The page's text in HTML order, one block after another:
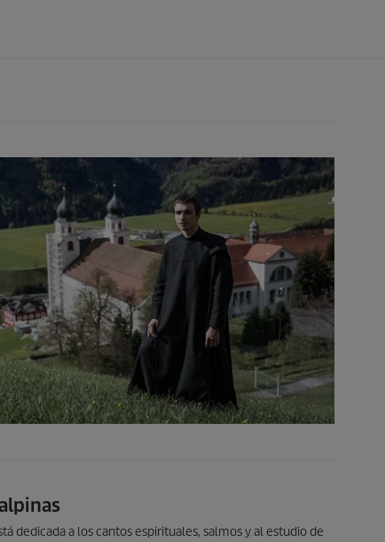
dedicada a los cantos espirituales, salmos y al estudio de